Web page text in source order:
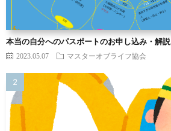
本当の自分へのパスポートのお申し込み・解説
2023.05.07 マスターオブライフ協会